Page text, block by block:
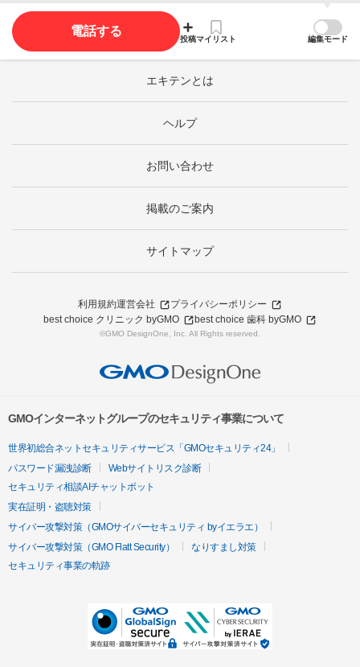
電話する
投稿マイリスト 編集モード
エキテンとは
ヘルプ
お問い合わせ
掲載のご案内
サイトマップ
利用規約運営会社
プライバシーポリシー
best choice クリニック byGMO
best choice 歯科 byGMO
©GMO DesignOne, Inc. All Rights reserved.
GMOインターネットグループのセキュリティ事業について
世界初総合ネットセキュリティサービス「GMOセキュリティ24」
パスワード漏洩診断
Webサイトリスク診断
セキュリティ相談AIチャットボット
実在証明・盗聴対策
サイバー攻撃対策（GMOサイバーセキュリティ byイエラエ）
サイバー攻撃対策（GMO Flatt Security）
なりすまし対策
セキュリティ事業の軌跡